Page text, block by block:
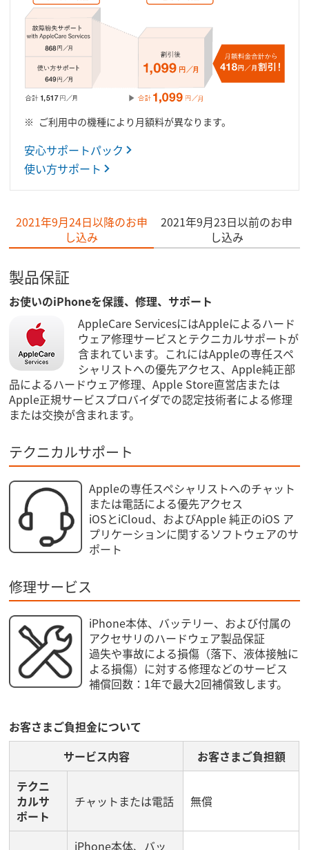
ご利用中の機種により月額料が異なります。
安心サポートパック
使い方サポート
2021年9月24日以降のお申
し込み
2021年9月23日以前のお申
し込み
製品保証
お使いのiPhoneを保護、修理、サポート
AppleCare ServicesにはAppleによるハード
ウェア修理サービスとテクニカルサポートが
含まれています。これにはAppleの専任スペ
シャリストへの優先アクセス、Apple純正部
品によるハードウェア修理、Apple Store直営店または
Apple正規サービスプロバイダでの認定技術者による修理
または交換が含まれます。
テクニカルサポート
Appleの専任スペシャリストへのチャット
または電話による優先アクセス
iOSとiCloud、およびApple 純正のiOS ア
プリケーションに関するソフトウェアのサ
ポート
修理サービス
iPhone本体、バッテリー、および付属の
アクセサリのハードウェア製品保証
過失や事故による損傷（落下、液体接触に
よる損傷）に対する修理などのサービス
補償回数：1年で最大2回補償致します。
お客さまご負担金について
サービス内容
お客さまご負担額
テクニ
カルサ
ポート
チャットまたは電話 無償
iPhone本体、バッ